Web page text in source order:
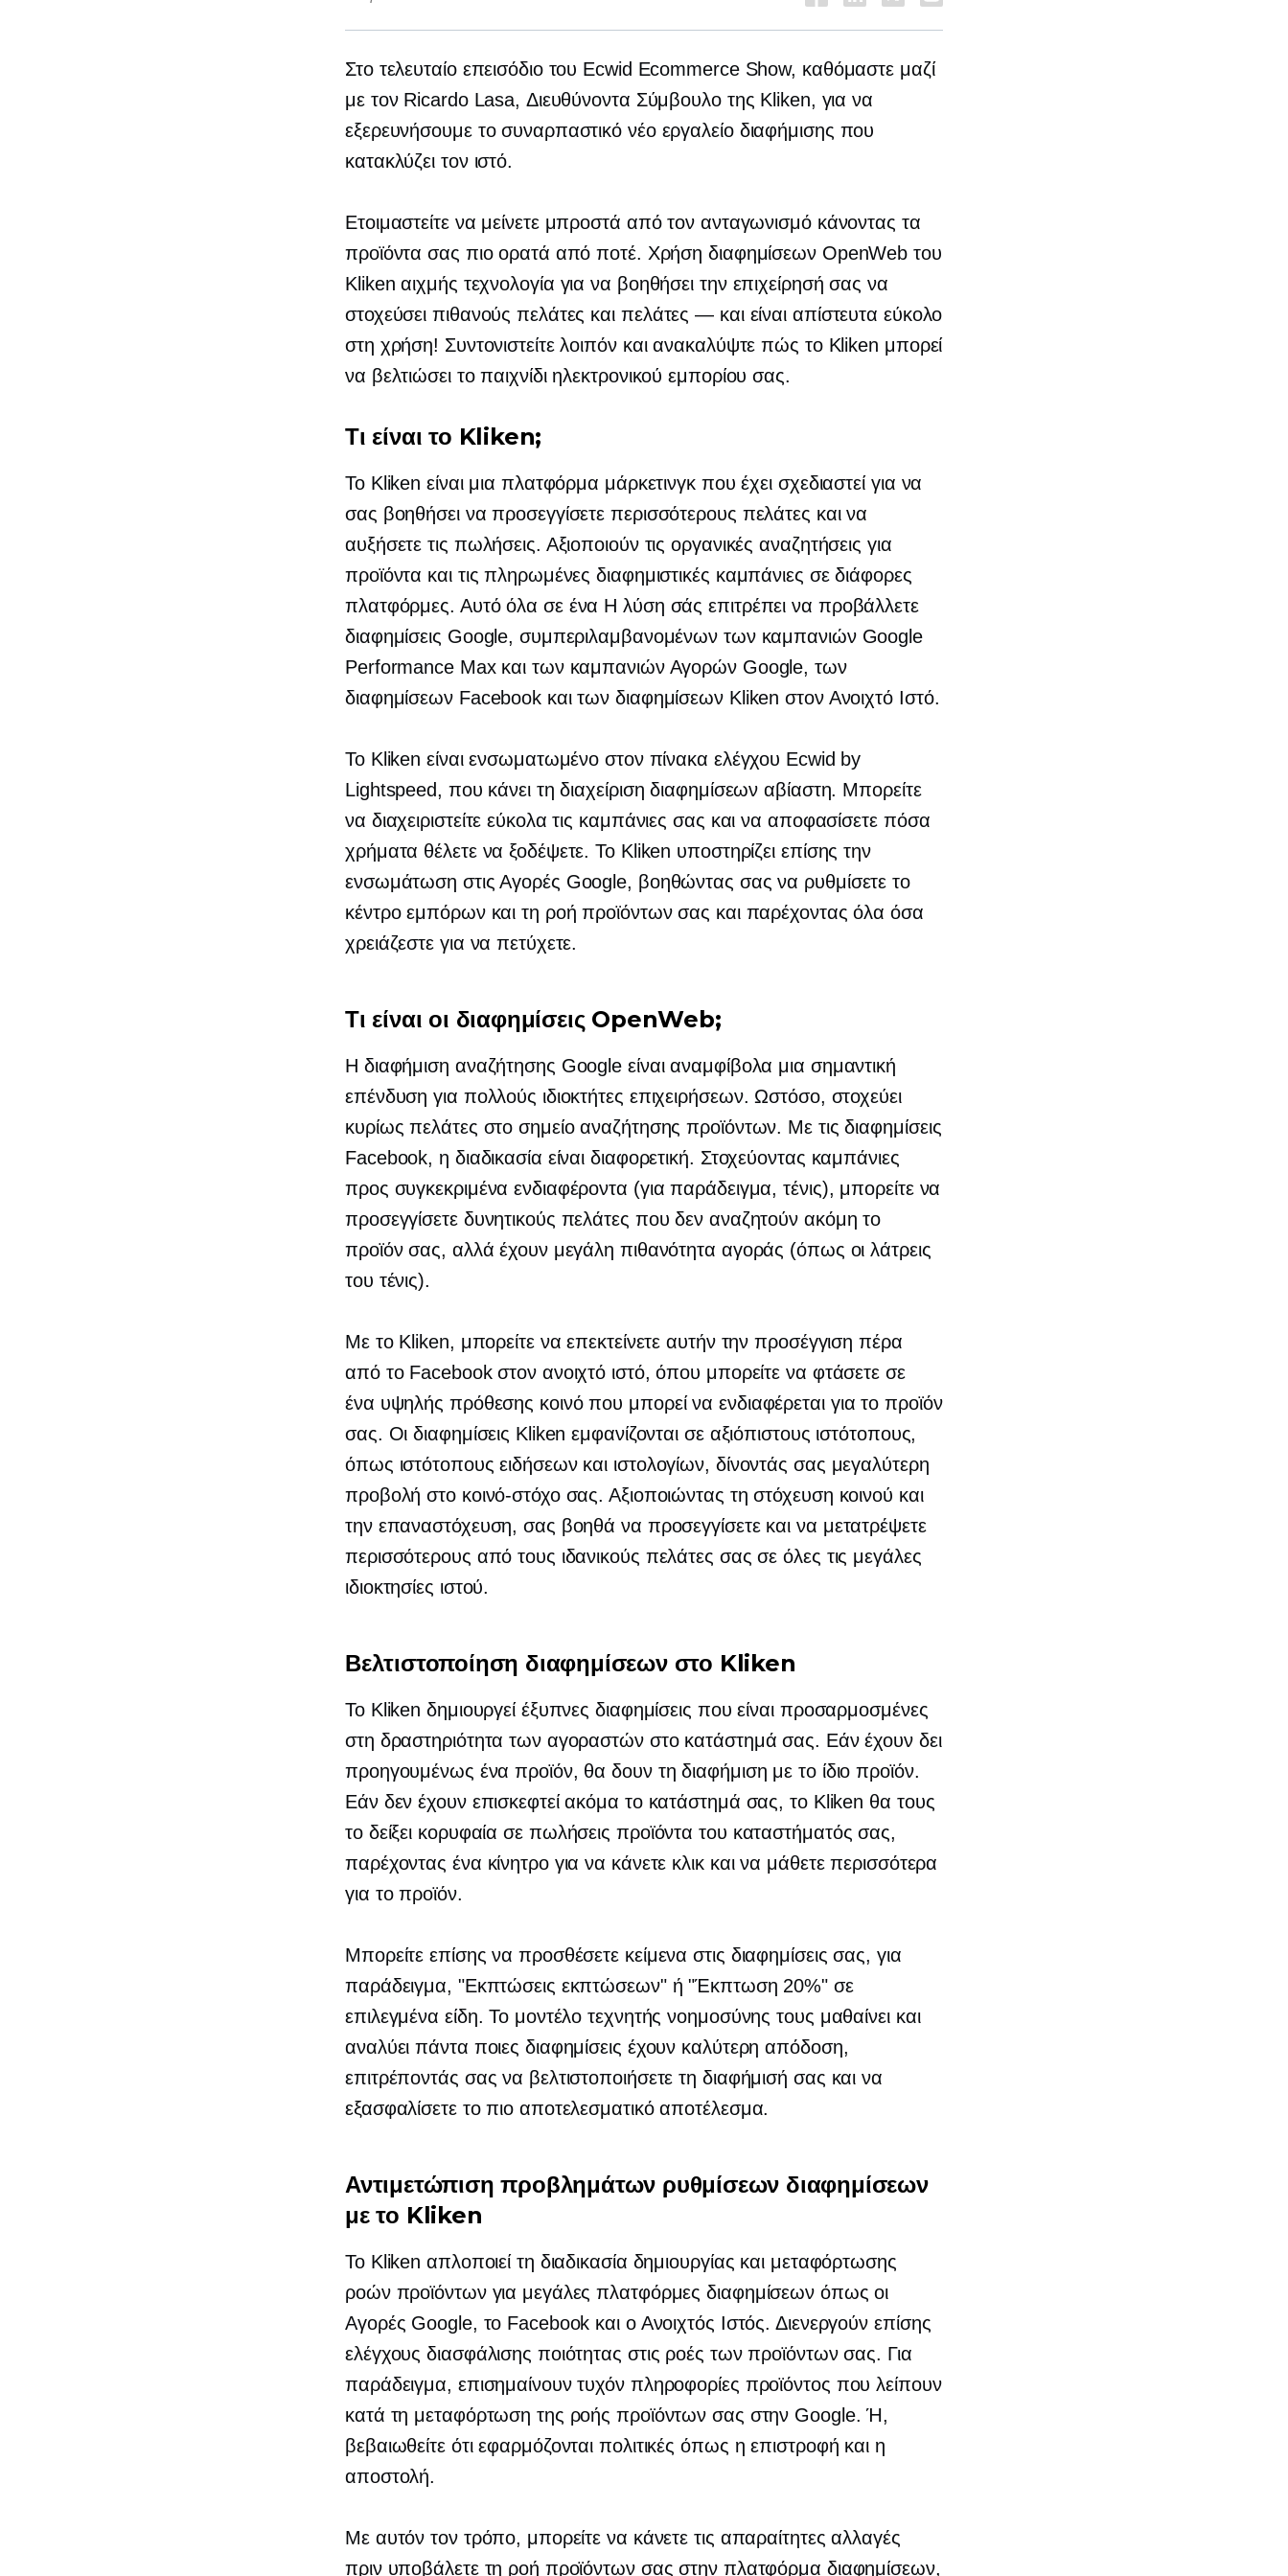
Στο τελευταίο επεισόδιο του Ecwid Ecommerce Show, καθόμαστε μαζί
με τον Ricardo Lasa, Διευθύνοντα Σύμβουλο της Kliken, για να
εξερευνήσουμε το συναρπαστικό νέο εργαλείο διαφήμισης που
κατακλύζει τον ιστό.
Ετοιμαστείτε να μείνετε μπροστά από τον ανταγωνισμό κάνοντας τα
προϊόντα σας πιο ορατά από ποτέ. Χρήση διαφημίσεων OpenWeb του
Klikenαιχμής τεχνολογία για να βοηθήσει την επιχείρησή σας να
στοχεύσει πιθανούς πελάτες και πελάτες — καιείναι απίστευτα εύκολο
στη χρήση! Συντονιστείτε λοιπόν και ανακαλύψτε πώς το Kliken μπορεί
να βελτιώσει το παιχνίδι ηλεκτρονικού εμπορίου σας.
Τι είναι το Kliken;
Το Kliken είναι μια πλατφόρμα μάρκετινγκ που έχει σχεδιαστεί για να
σας βοηθήσει να προσεγγίσετε περισσότερους πελάτες και να
αυξήσετε τις πωλήσεις. Αξιοποιούν τις οργανικές αναζητήσεις για
προϊόντα και τις πληρωμένες διαφημιστικές καμπάνιες σε διάφορες
πλατφόρμες. Αυτόόλα σε ένα Η λύση σάς επιτρέπει να προβάλλετε
διαφημίσεις Google, συμπεριλαμβανομένων των καμπανιών Google
Performance Max και των καμπανιών Αγορών Google, των
διαφημίσεων Facebook και των διαφημίσεων Kliken στον Ανοιχτό Ιστό.
Το Kliken είναι ενσωματωμένο στον πίνακα ελέγχου Ecwid by
Lightspeed, που κάνει τη διαχείριση διαφημίσεων αβίαστη. Μπορείτε
να διαχειριστείτε εύκολα τις καμπάνιες σας και να αποφασίσετε πόσα
χρήματα θέλετε να ξοδέψετε. Το Kliken υποστηρίζει επίσης την
ενσωμάτωση στις Αγορές Google, βοηθώντας σας να ρυθμίσετε το
κέντρο εμπόρων και τη ροή προϊόντων σας και παρέχοντας όλα όσα
χρειάζεστε για να πετύχετε.
Τι είναι οι διαφημίσεις OpenWeb;
Η διαφήμιση αναζήτησης Google είναι αναμφίβολα μια σημαντική
επένδυση για πολλούς ιδιοκτήτες επιχειρήσεων. Ωστόσο, στοχεύει
κυρίως πελάτες στο σημείο αναζήτησης προϊόντων. Με τις διαφημίσεις
Facebook, η διαδικασία είναι διαφορετική. Στοχεύοντας καμπάνιες
προς συγκεκριμένα ενδιαφέροντα (για παράδειγμα, τένις), μπορείτε να
προσεγγίσετε δυνητικούς πελάτες που δεν αναζητούν ακόμη το
προϊόν σας, αλλά έχουν μεγάλη πιθανότητα αγοράς (όπως οι λάτρεις
του τένις).
Με το Kliken, μπορείτε να επεκτείνετε αυτήν την προσέγγιση πέρα ​​
από το Facebook στον ανοιχτό ιστό, όπου μπορείτε να φτάσετε σε
ένα υψηλής πρόθεσης κοινό που μπορεί να ενδιαφέρεται για το προϊόν
σας. Οι διαφημίσεις Kliken εμφανίζονται σε αξιόπιστους ιστότοπους,
όπως ιστότοπους ειδήσεων και ιστολογίων, δίνοντάς σας μεγαλύτερη
προβολή στο κοινό-στόχο σας. Αξιοποιώντας τη στόχευση κοινού και
την επαναστόχευση, σας βοηθά να προσεγγίσετε και να μετατρέψετε
περισσότερους από τους ιδανικούς πελάτες σας σε όλες τις μεγάλες
ιδιοκτησίες ιστού.
Βελτιστοποίηση διαφημίσεων στο Kliken
Το Kliken δημιουργεί έξυπνες διαφημίσεις που είναι προσαρμοσμένες
στη δραστηριότητα των αγοραστών στο κατάστημά σας. Εάν έχουν δει
προηγουμένως ένα προϊόν, θα δουν τη διαφήμιση με το ίδιο προϊόν.
Εάν δεν έχουν επισκεφτεί ακόμα το κατάστημά σας, το Kliken θα τους
το δείξει κορυφαία σε πωλήσεις προϊόντα του καταστήματός σας,
παρέχοντας ένα κίνητρο για να κάνετε κλικ και να μάθετε περισσότερα
για το προϊόν.
Μπορείτε επίσης να προσθέσετε κείμενα στις διαφημίσεις σας, για
παράδειγμα, "Εκπτώσεις εκπτώσεων" ή "Έκπτωση 20%" σε
επιλεγμένα είδη. Το μοντέλο τεχνητής νοημοσύνης τους μαθαίνει και
αναλύει πάντα ποιες διαφημίσεις έχουν καλύτερη απόδοση,
επιτρέποντάς σας να βελτιστοποιήσετε τη διαφήμισή σας και να
εξασφαλίσετε το πιο αποτελεσματικό αποτέλεσμα.
Αντιμετώπιση προβλημάτων ρυθμίσεων διαφημίσεων
με το Kliken
Το Kliken απλοποιεί τη διαδικασία δημιουργίας και μεταφόρτωσης
ροών προϊόντων για μεγάλες πλατφόρμες διαφημίσεων όπως οι
Αγορές Google, το Facebook και ο Ανοιχτός Ιστός. Διενεργούν επίσης
ελέγχους διασφάλισης ποιότητας στις ροές των προϊόντων σας. Για
παράδειγμα, επισημαίνουν τυχόν πληροφορίες προϊόντος που λείπουν
κατά τη μεταφόρτωση της ροής προϊόντων σας στην Google. Ή,
βεβαιωθείτε ότι εφαρμόζονται πολιτικές όπως η επιστροφή και η
αποστολή.
Με αυτόν τον τρόπο, μπορείτε να κάνετε τις απαραίτητες αλλαγές
πριν υποβάλετε τη ροή προϊόντων σας στην πλατφόρμα διαφημίσεων,